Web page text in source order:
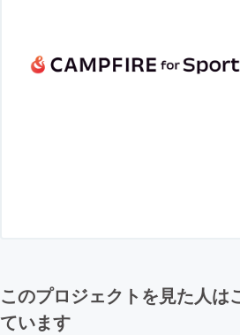
このプロジェクトを見た人は
ています